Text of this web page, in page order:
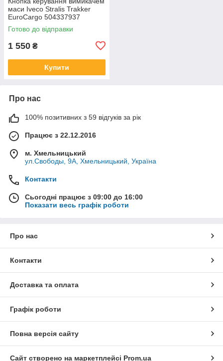
маси Iveco Stralis Trakker
EuroCargo 504337937
Готово до відправки
1 550 ₴
Купити
Про нас
100% позитивних з 59 відгуків за рік
Працює з 22.12.2016
м. Хмельницький
ул.Свободы, 9А, Хмельницький, Україна
Контакти
Сьогодні працює з 09:00 до 16:00
Показати весь графік роботи
Про нас
Контакти
Доставка та оплата
Графік роботи
Повна версія сайту
Сайт створено на маркетплейсі Prom.ua